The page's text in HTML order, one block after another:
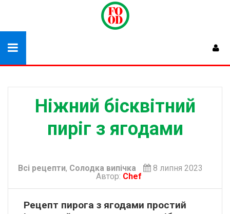
Ніжний бісквітний
пиріг з ягодами
Всі рецепти, Солодка випічка
8 липня 2023
Автор: Chef
Рецепт пирога з ягодами простий